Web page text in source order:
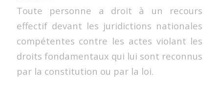
Toute personne a droit à un recours
effectif devant les juridictions nationales
compétentes contre les actes violant les
droits fondamentaux qui lui sont reconnus
par la constitution ou par la loi.